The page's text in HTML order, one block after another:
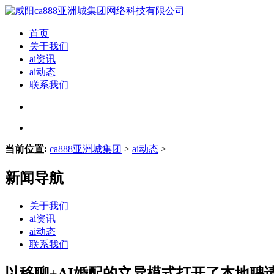
首页
关于我们
ai资讯
ai动态
联系我们
当前位置: ca888亚洲城集团 > ai动态 >
新闻导航
关于我们
ai资讯
ai动态
联系我们